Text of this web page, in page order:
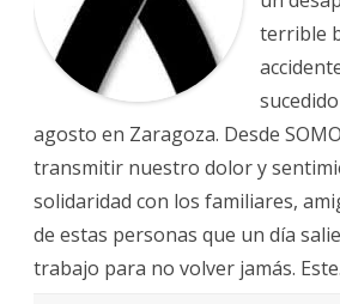
terrible
agosto en Zaragoza. Desde
transmitir nuestro dolor y
solidaridad con los familiares,
de estas personas que un día
trabajo para no volver jamás.